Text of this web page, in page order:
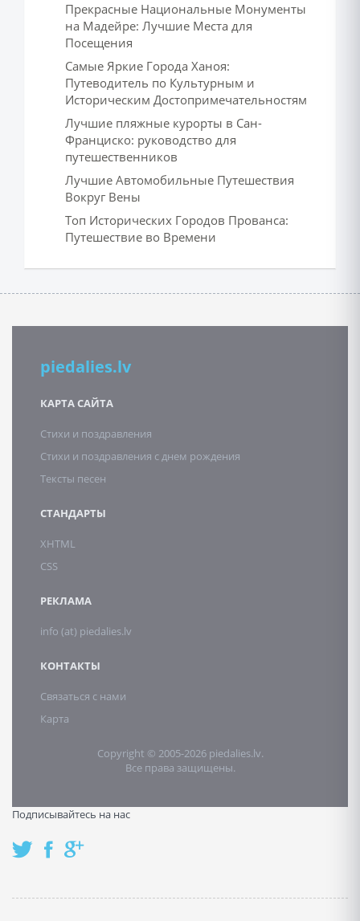
Прекрасные Национальные Монументы
на Мадейре: Лучшие Места для
Посещения
Самые Яркие Города Ханоя:
Путеводитель по Культурным и
Историческим Достопримечательностям
Лучшие пляжные курорты в Сан-
Франциско: руководство для
путешественников
Лучшие Автомобильные Путешествия
Вокруг Вены
Топ Исторических Городов Прованса:
Путешествие во Времени
piedalies.lv
КАРТА САЙТА
Стихи и поздравления
Стихи и поздравления с днем рождения
Тексты песен
СТАНДАРТЫ
XHTML
CSS
РЕКЛАМА
info (at) piedalies.lv
КОНТАКТЫ
Связаться с нами
Карта
Copyright © 2005-2026 piedalies.lv.
Все права защищены.
Подписывайтесь на нас